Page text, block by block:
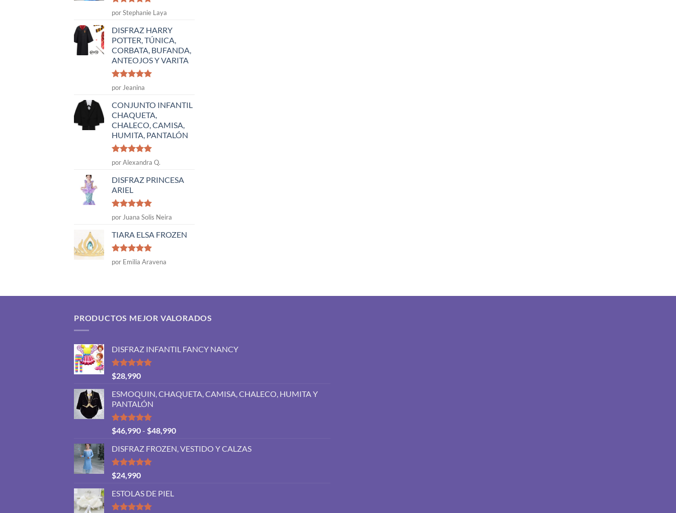
Valorado
con
de 5
por Stephanie Laya
DISFRAZ HARRY
POTTER, TÚNICA,
CORBATA, BUFANDA,
ANTEOJOS Y VARITA
Valorado
con
por Jeanina
CONJUNTO INFANTIL
CHAQUETA,
CHALECO, CAMISA,
HUMITA, PANTALÓN
Valorado
con
por Alexandra Q.
DISFRAZ PRINCESA
ARIEL
Valorado
con
por Juana Solis Neira
TIARA ELSA FROZEN
Valorado
con
por Emilia Aravena
PRODUCTOS MEJOR VALORADOS
DISFRAZ INFANTIL FANCY NANCY
Valorado
con
de 5
$28,990
ESMOQUIN, CHAQUETA, CAMISA, CHALECO, HUMITA Y
PANTALÓN
Valorado
con
de 5
$46,990- $48,990Rango
precios:
DISFRAZ FROZEN, VESTIDO Y CALZAS
Valorado
con
de 5
$24,990
ESTOLAS DE PIEL